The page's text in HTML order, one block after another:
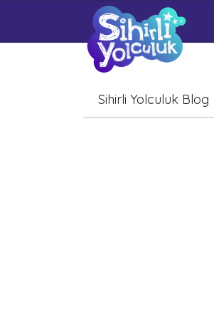
Sihirli Yolculuk Blog